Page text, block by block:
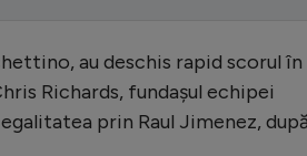
au deschis rapid scorul în
Richards, fundaşul echipei
prin Raul Jimenez,